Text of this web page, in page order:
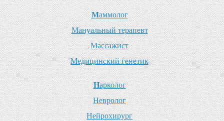
Маммолог
Мануальный терапевт
Массажист
Медицинский генетик
Нарколог
Невролог
Нейрохирург